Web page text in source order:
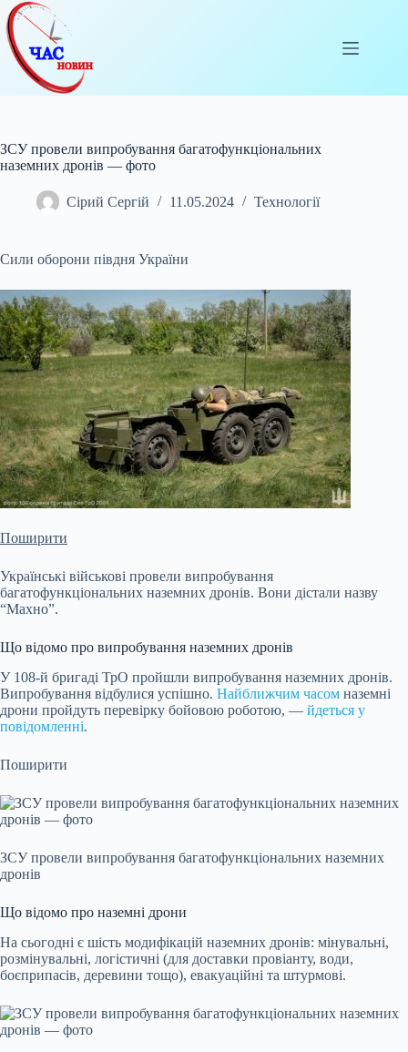
Перейти
до
вмісту
ЗСУ провели випробування багатофункціональних
наземних дронів — фото
Сірий Сергій 11.05.2024 Технології
Сили оборони півдня України
Поширити
Українські військові провели випробування
багатофункціональних наземних дронів. Вони дістали назву
“Махно”.
Що відомо про випробування наземних дронів
У 108-й бригаді ТрО пройшли випробування наземних дронів.
Випробування відбулися успішно. Найближчим часом наземні
дрони пройдуть перевірку бойовою роботою, — йдеться у
повідомленні.
Поширити
ЗСУ провели випробування багатофункціональних наземних
дронів
Що відомо про наземні дрони
На сьогодні є шість модифікацій наземних дронів: мінувальні,
розмінувальні, логістичні (для доставки провіанту, води,
боєприпасів, деревини тощо), евакуаційні та штурмові.